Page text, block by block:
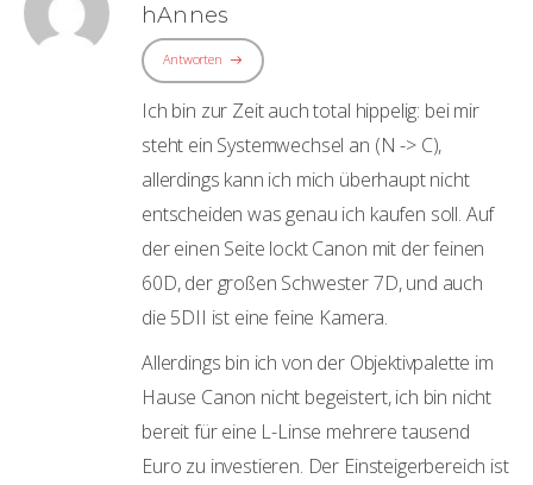
hAnnes
Antworten
Ich bin zur Zeit auch total hippelig: bei mir
steht ein Systemwechsel an (N -> C),
allerdings kann ich mich überhaupt nicht
entscheiden was genau ich kaufen soll. Auf
der einen Seite lockt Canon mit der feinen
60D, der großen Schwester 7D, und auch
die 5DII ist eine feine Kamera.
Allerdings bin ich von der Objektivpalette im
Hause Canon nicht begeistert, ich bin nicht
bereit für eine L-Linse mehrere tausend
Euro zu investieren. Der Einsteigerbereich ist